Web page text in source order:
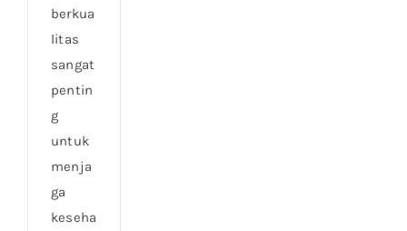
berkua
litas
sangat
pentin
g
untuk
menja
ga
keseha